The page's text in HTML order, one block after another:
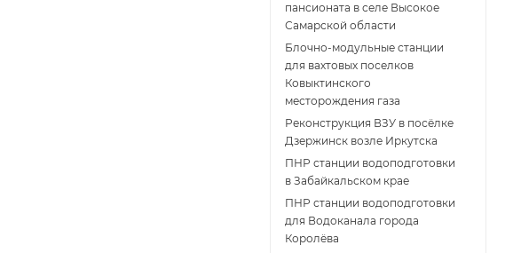
пансионата в селе Высокое
Самарской области
Блочно-модульные станции
для вахтовых поселков
Ковыктинского
месторождения газа
Реконструкция ВЗУ в посёлке
Дзержинск возле Иркутска
ПНР станции водоподготовки
в Забайкальском крае
ПНР станции водоподготовки
для Водоканала города
Королёва